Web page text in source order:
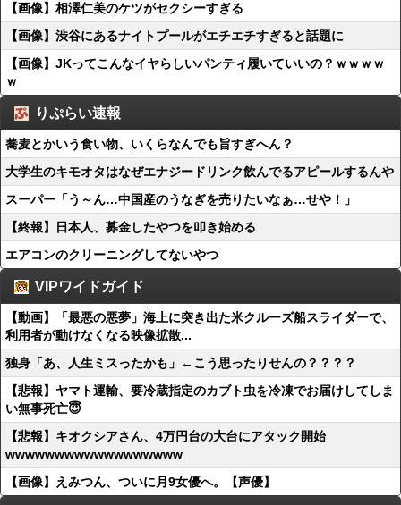
【画像】相澤仁美のケツがセクシーすぎる
【画像】渋谷にあるナイトプールがエチエチすぎると話題に
【画像】JKってこんなイヤらしいパンティ履いていいの？ｗｗｗｗ
ｗ
りぷらい速報
蕎麦とかいう食い物、いくらなんでも旨すぎへん？
大学生のキモオタはなぜエナジードリンク飲んでるアピールするんや
スーパー「う～ん…中国産のうなぎを売りたいなぁ…せや！」
【終報】日本人、募金したやつを叩き始める
エアコンのクリーニングしてないやつ
VIPワイドガイド
【動画】「最悪の悪夢」海上に突き出た米クルーズ船スライダーで、
利用者が動けなくなる映像拡散...
独身「あ、人生ミスったかも」←こう思ったりせんの？？？？
【悲報】ヤマト運輸、要冷蔵指定のカブト虫を冷凍でお届けしてしま
い無事死亡😇
【悲報】キオクシアさん、4万円台の大台にアタック開始
wwwwwwwwwwwwwwwwww
【画像】えみつん、ついに月9女優へ。【声優】